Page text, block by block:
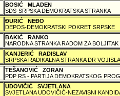
BOSIĆ MLADEN
SDS-SRPSKA DEMOKRATSKA STRANKA
ÐURIĆ NEÐO
DEPOS-DEMOKRATSKI POKRET SRPSKE
BAKIĆ RANKO
NARODNA STRANKA RADOM ZA BOLJITAK
KANJERIĆ RADISLAV
SRPSKA RADIKALNA STRANKA DR
TEŠANOVIĆ ZORAN
PDP RS - PARTIJA DEMOKRATSKOG
UDOVIČIĆ SVJETLANA
SVJETLANA UDOVIČIĆ-NEZAVISNI